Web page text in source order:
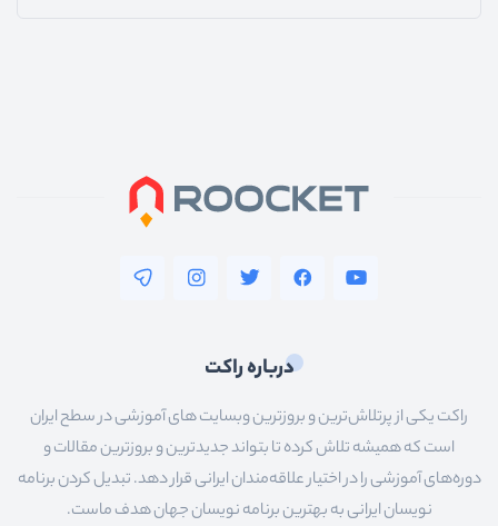
درباره راکت
راکت یکی از پرتلاش‌ترین و بروزترین وبسایت های آموزشی در سطح ایران
است که همیشه تلاش کرده تا بتواند جدیدترین و بروزترین مقالات و
دوره‌های آموزشی را در اختیار علاقه‌مندان ایرانی قرار دهد. تبدیل کردن برنامه
نویسان ایرانی به بهترین برنامه نویسان جهان هدف ماست.